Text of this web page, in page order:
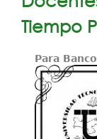
Tiempo
Para